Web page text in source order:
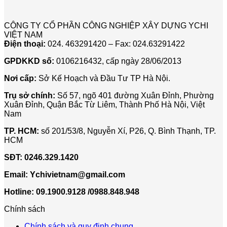
ICT
Lexus
Thăng
TRỊ
TUYẾN
TÍNH
LINAC
Ở
BỆNH
VIỆN
103
YChi:
Giải
pháp
vận
hành
thông
minh
Không
Đóng
Kín:
5
Lý
Do
Phổ
Và
Cách
CÔNG TY CỔ PHẦN CÔNG NGHIỆP XÂY DỰNG YCHI
VIỆT NAM
Điện thoại: 024. 463291420 – Fax: 024.63291422
GPDKKD số: 0106216432, cấp ngày 28/06/2013
Nơi cấp: Sở Kế Hoạch và Đầu Tư TP Hà Nội.
Trụ sở chính: Số 57, ngõ 401 đường Xuân Đỉnh, Phường
Xuân Đỉnh, Quận Bắc Từ Liêm, Thành Phố Hà Nội, Việt
Nam
TP. HCM: số 201/53/8, Nguyễn Xí, P26, Q. Bình Thạnh, TP.
HCM
SĐT: 0246.329.1420
Email: Ychivietnam@gmail.com
Hotline: 09.1900.9128 /0988.848.948
Chính sách